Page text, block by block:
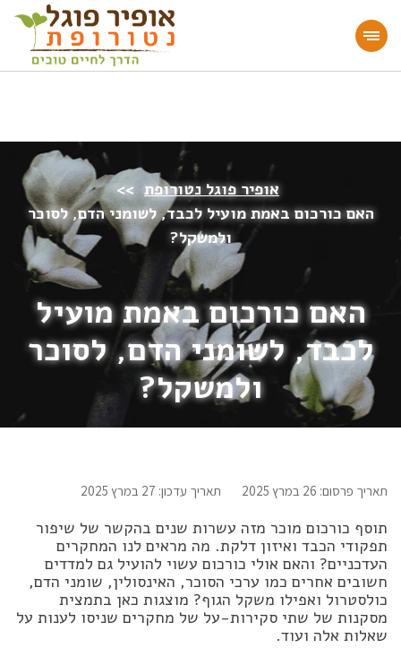
מעוניינים להעמיק או להתחיל דרך חיים בריאה?
הצטרפו לאתר!
אופיר פוגל נטורופת >>
האם כורכום באמת מועיל לכבד, לשומני הדם, לסוכר
ולמשקל?
האם כורכום באמת מועיל
לכבד, לשומני הדם, לסוכר
ולמשקל?
תאריך פרסום: 26 במרץ 2025 תאריך עדכון: 27 במרץ 2025
תוסף כורכום מוכר מזה עשרות שנים בהקשר של שיפור
תפקודי הכבד ואיזון דלקת. מה מראים לנו המחקרים
העדכניים? והאם אולי כורכום עשוי להועיל גם למדדים
חשובים אחרים כמו ערכי הסוכר, האינסולין, שומני הדם,
כולסטרול ואפילו משקל הגוף? מוצגות כאן בתמצית
מסקנות של שתי סקירות-על של מחקרים שניסו לענות על
שאלות אלה ועוד.